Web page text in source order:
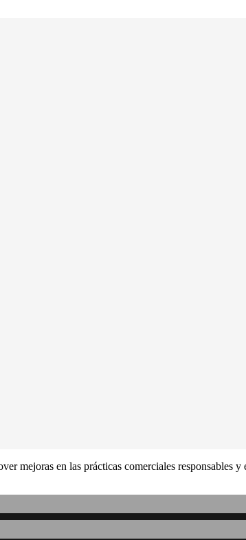
mejoras en las prácticas comerciales responsables